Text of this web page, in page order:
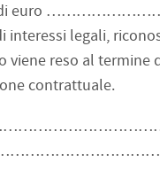
di euro
legali,
reso al termine
contrattuale.